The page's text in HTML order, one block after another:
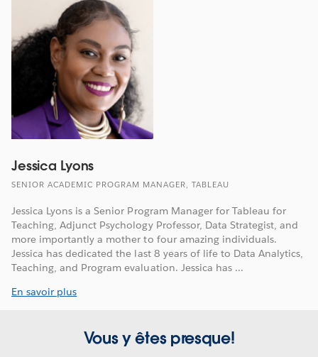
Jessica Lyons
SENIOR ACADEMIC PROGRAM MANAGER, TABLEAU
Jessica Lyons is a Senior Program Manager for Tableau for
Teaching, Adjunct Psychology Professor, Data Strategist, and
more importantly a mother to four amazing individuals.
Jessica has dedicated the last 8 years of life to Data Analytics,
Teaching, and Program evaluation. Jessica has ...
En savoir plus
Vous y êtes presque!